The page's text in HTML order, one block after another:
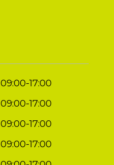
09:00-17:00
09:00-17:00
09:00-17:00
09:00-17:00